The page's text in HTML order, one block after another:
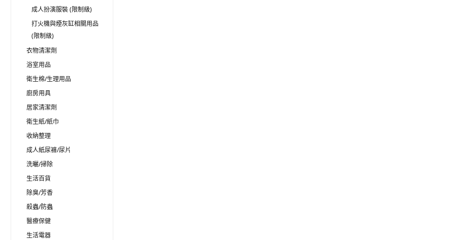
成人扮演服裝 (限制級)
打火機與煙灰缸相關用品
(限制級)
衣物清潔劑
浴室用品
衛生棉/生理用品
廚房用具
居家清潔劑
衛生紙/紙巾
收納整理
成人紙尿褲/尿片
洗曬/掃除
生活百貨
除臭/芳香
殺蟲/防蟲
醫療保健
生活電器